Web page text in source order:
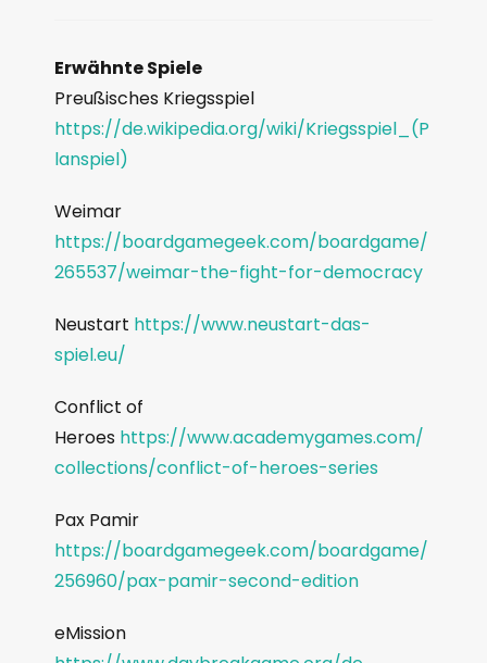
Erwähnte Spiele
Preußisches Kriegsspiel
https://de.wikipedia.org/wiki/Kriegsspiel_(P
lanspiel)
Weimar
https://boardgamegeek.com/boardgame/
265537/weimar-the-fight-for-democracy
Neustart https://www.neustart-das-
spiel.eu/
Conflict of
Heroes https://www.academygames.com/
collections/conflict-of-heroes-series
Pax Pamir
https://boardgamegeek.com/boardgame/
256960/pax-pamir-second-edition
eMission